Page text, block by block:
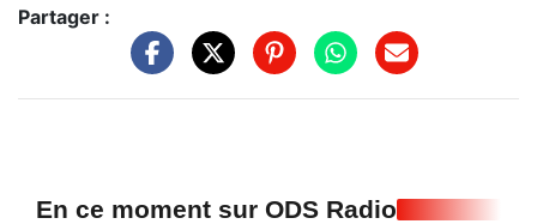
Partager :
En ce moment sur ODS Radio